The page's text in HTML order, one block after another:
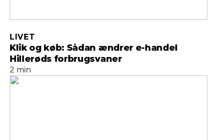
Klik og køb: Sådan ændrer e-handel
Hillerøds forbrugsvaner
LIVET
2 min